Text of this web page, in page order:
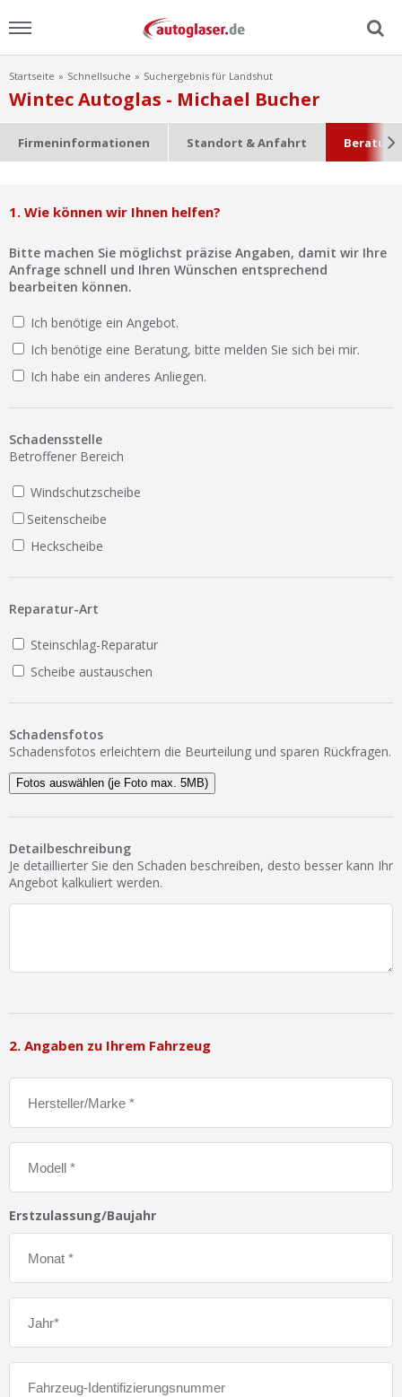
Menu
Home
Ratgeber
Scheibensuche
FAQ
Lexikon
Ist Ihre Werkstatt schon dabei?
Startseite Schnellsuche Suchergebnis für Landshut
Wintec Autoglas - Michael Bucher
Firmeninformationen Standort & Anfahrt
1. Wie können wir Ihnen helfen?
Bitte machen Sie möglichst präzise Angaben, damit wir Ihre
Anfrage schnell und Ihren Wünschen entsprechend
bearbeiten können.
Ich benötige ein Angebot.
Ich benötige eine Beratung, bitte melden Sie sich bei mir.
Ich habe ein anderes Anliegen.
Schadensstelle
Betroffener Bereich
Windschutzscheibe
Seitenscheibe
Heckscheibe
Reparatur-Art
Steinschlag-Reparatur
Scheibe austauschen
Schadensfotos
Schadensfotos erleichtern die Beurteilung und sparen Rückfragen.
Fotos auswählen (je Foto max. 5MB)
Detailbeschreibung
Je detaillierter Sie den Schaden beschreiben, desto besser kann Ihr
Angebot kalkuliert werden.
2. Angaben zu Ihrem Fahrzeug
Erstzulassung/Baujahr